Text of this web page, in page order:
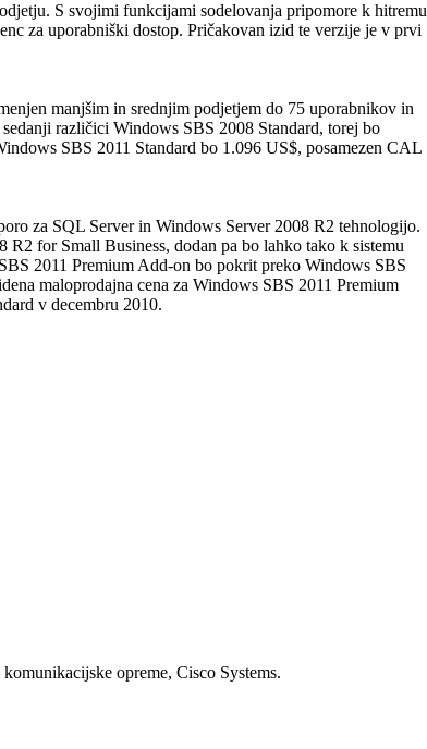
S svojimi funkcijami sodelovanja pripomore k hitremu
za uporabniški dostop. Pričakovan izid te verzije je v prvi
manjšim in srednjim podjetjem do 75 uporabnikov in
različici Windows SBS 2008 Standard, torej bo
SBS 2011 Standard bo 1.096 US$, posamezen CAL
za SQL Server in Windows Server 2008 R2 tehnologijo.
for Small Business, dodan pa bo lahko tako k sistemu
2011 Premium Add-on bo pokrit preko Windows SBS
maloprodajna cena za Windows SBS 2011 Premium
v decembru 2010.
opreme, Cisco Systems.